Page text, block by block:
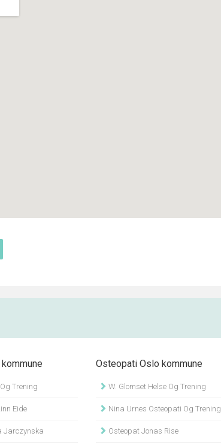
Trening
Eide
Jarczynska
Osteopati Oslo kommune
W. Glomset Helse Og Trening
Nina Urnes Osteopati Og Trening
Osteopat Jonas Rise